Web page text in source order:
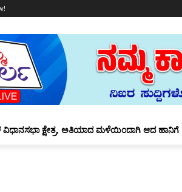
ವಿಧಾನಸಭಾ ಕ್ಷೇತ್ರ, ಅತಿಯಾದ ಮಳೆಯಿಂದಾಗಿ ಆದ ಹಾನಿಗೆ